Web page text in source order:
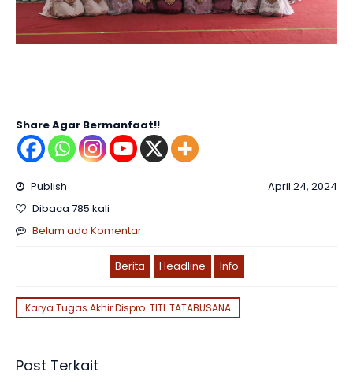
Share Agar Bermanfaat!!
Publish
April 24, 2024
Dibaca 785 kali
Belum ada Komentar
Berita Headline Info
Karya Tugas Akhir Dispro. TITL TATABUSANA
Post Terkait